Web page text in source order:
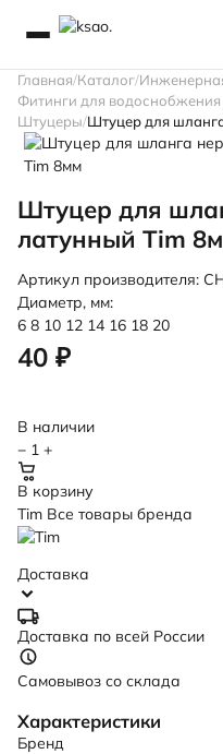
Главная Каталог
Фитинги для водоснобжения
Штуцеры Штуцер для
Штуцер для
латунный Tim
Артикул производителя:
Диаметр, мм:
6 8 10 12 14 16 18 20
40 ₽
В наличии
− 1 +
В корзину
Tim Все товары бренда
Доставка
Доставка по всей России
Самовывоз со склада
Характеристики
Бренд